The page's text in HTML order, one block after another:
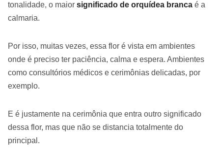
tonalidade, o maior significado de orquídea branca é a
calmaria.
Por isso, muitas vezes, essa flor é vista em ambientes
onde é preciso ter paciência, calma e espera. Ambientes
como consultórios médicos e cerimônias delicadas, por
exemplo.
E é justamente na cerimônia que entra outro significado
dessa flor, mas que não se distancia totalmente do
principal.